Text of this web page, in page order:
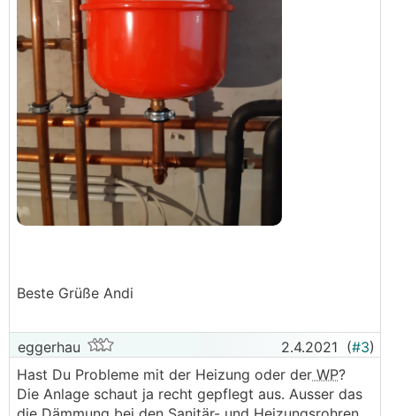
Beste Grüße Andi
eggerhau 2.4.2021 (#3)
Hast Du Probleme mit der Heizung oder der WP?
Die Anlage schaut ja recht gepflegt aus. Ausser das